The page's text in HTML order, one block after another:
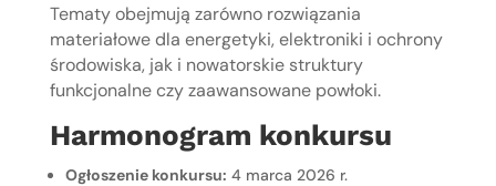
Tematy obejmują zarówno rozwiązania
materiałowe dla energetyki, elektroniki i ochrony
środowiska, jak i nowatorskie struktury
funkcjonalne czy zaawansowane powłoki.
Harmonogram konkursu
Ogłoszenie konkursu: 4 marca 2026 r.